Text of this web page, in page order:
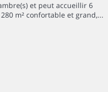
et peut accueillir 6
m² confortable et grand,...